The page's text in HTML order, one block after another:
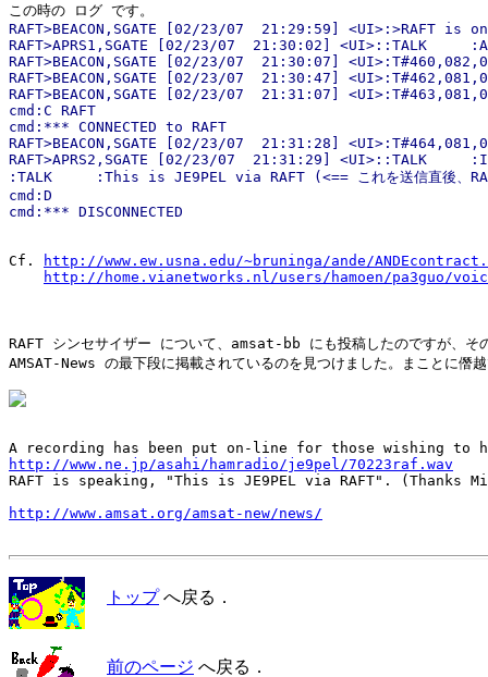
この時の ログ です。
RAFT>BEACON,SGATE [02/23/07  21:29:59] <UI>:>RAFT is
RAFT>APRS1,SGATE [02/23/07  21:30:02] <UI>::TALK
RAFT>BEACON,SGATE [02/23/07  21:30:07]
RAFT>BEACON,SGATE [02/23/07  21:30:47]
RAFT>BEACON,SGATE [02/23/07  21:31:07]
cmd:C RAFT
cmd:*** CONNECTED to RAFT
RAFT>BEACON,SGATE [02/23/07  21:31:28]
RAFT>APRS2,SGATE [02/23/07  21:31:29] <UI>::TALK
:TALK     :This is JE9PEL via RAFT (<== これを送信直後、
cmd:D
Cf.
http://www.ew.usna.edu/~bruninga/ande/
http://home.vianetworks.nl/users/hamoen/pa3guo/
RAFT シンセサイザー について、amsat-bb にも投稿したのですが、そ
AMSAT-News の最下段に掲載されているのを見つけました。まことに僭
http://www.ne.jp/asahi/hamradio/je9pel/70223raf.wav
RAFT is speaking, "This is JE9PEL via RAFT". (Thanks
http://www.amsat.org/amsat-new/news/
トップへ戻る．
前のページ へ戻る．